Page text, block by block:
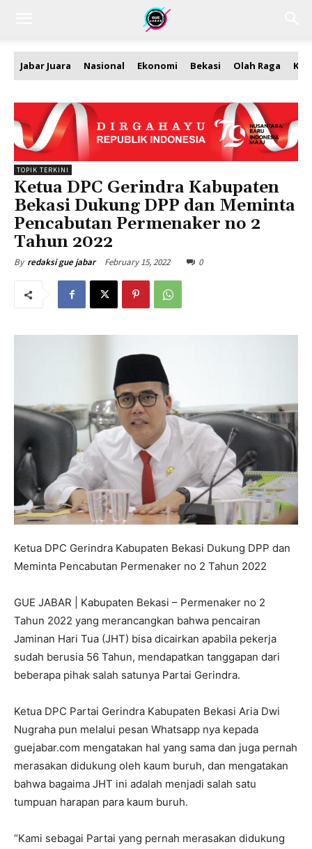
Jabar Juara Nasional Ekonomi Bekasi Olah Raga
TOPIK TERKINI
Ketua DPC Gerindra Kabupaten
Bekasi Dukung DPP dan Meminta
Pencabutan Permenaker no 2
Tahun 2022
By redaksi gue jabar February 15, 2022 0
Ketua DPC Gerindra Kabupaten Bekasi Dukung DPP dan
Meminta Pencabutan Permenaker no 2 Tahun 2022
GUE JABAR | Kabupaten Bekasi – Permenaker no 2
Tahun 2022 yang merancangkan bahwa pencairan
Jaminan Hari Tua (JHT) bisa dicairkan apabila pekerja
sudah berusia 56 Tahun, mendapatkan tanggapan dari
beberapa pihak salah satunya Partai Gerindra.
Ketua DPC Partai Gerindra Kabupaten Bekasi Aria Dwi
Nugraha pun melalui pesan Whatsapp nya kepada
guejabar.com mengatakan hal yang sama dan juga pernah
merasakan didukung oleh kaum buruh, dan mengatakan
bahwa bagaima JHT ini adalah menjadi salah satu
tumpuan harapan para kaum buruh.
“Kami sebagai Partai yang pernah merasakan didukung